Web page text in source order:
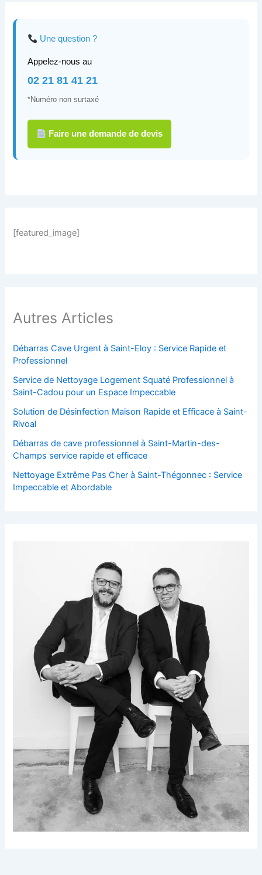
Une question ?
Appelez-nous au
02 21 81 41 21
*Numéro non surtaxé
Faire une demande de devis
[featured_image]
Autres Articles
Débarras Cave Urgent à Saint-Eloy : Service Rapide et
Professionnel
Service de Nettoyage Logement Squaté Professionnel à
Saint-Cadou pour un Espace Impeccable
Solution de Désinfection Maison Rapide et Efficace à Saint-
Rivoal
Débarras de cave professionnel à Saint-Martin-des-
Champs service rapide et efficace
Nettoyage Extrême Pas Cher à Saint-Thégonnec : Service
Impeccable et Abordable